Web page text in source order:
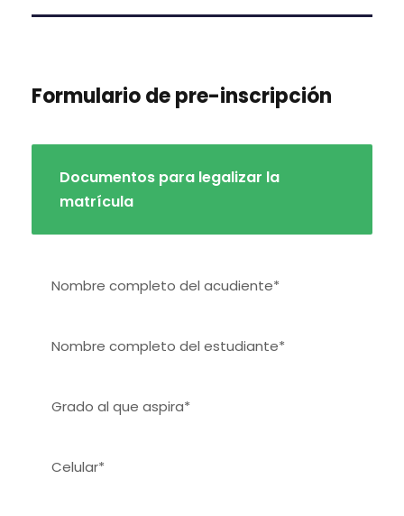
Formulario de pre-inscripción
Documentos para legalizar la
matrícula